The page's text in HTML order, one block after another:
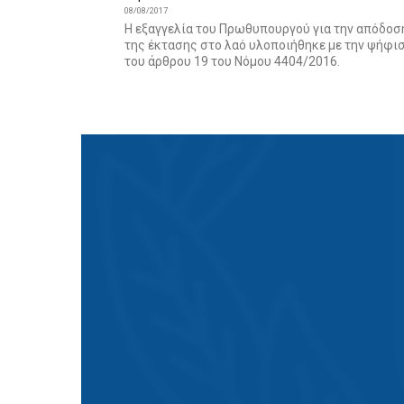
08/08/2017
Η εξαγγελία του Πρωθυπουργού για την
της έκτασης στο λαό υλοποιήθηκε με την
του άρθρου 19 του Νόμου 4404/2016.